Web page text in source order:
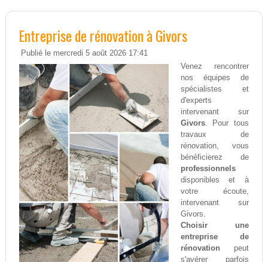
Entreprise de rénovation à Givors
Publié le mercredi 5 août 2026 17:41
Venez rencontrer
nos équipes de
spécialistes et
d'experts
intervenant sur
Givors. Pour tous
travaux de
rénovation, vous
bénéficierez de
professionnels
disponibles et à
votre écoute,
intervenant sur
Givors.
Choisir une
entreprise de
rénovation peut
s'avérer parfois